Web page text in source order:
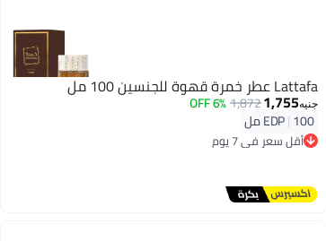
Lattafa عطر خمرة قهوة للجنسين 100 مل
جنيه1,755
1,872
6% OFF
EDP|100 مل
أقل سعر في 7 يوم
توصيل مجاني